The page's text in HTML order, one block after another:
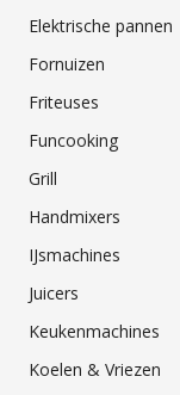
Elektrische pannen
Fornuizen
Friteuses
Funcooking
Grill
Handmixers
IJsmachines
Juicers
Keukenmachines
Koelen & Vriezen